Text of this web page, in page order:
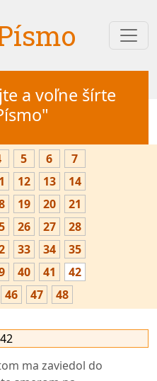
a voľne šírte
5 6
7
12 13
14
19 20
21
26 27
28
33 34
35
40 41
42
46 47 48
ma zaviedol do